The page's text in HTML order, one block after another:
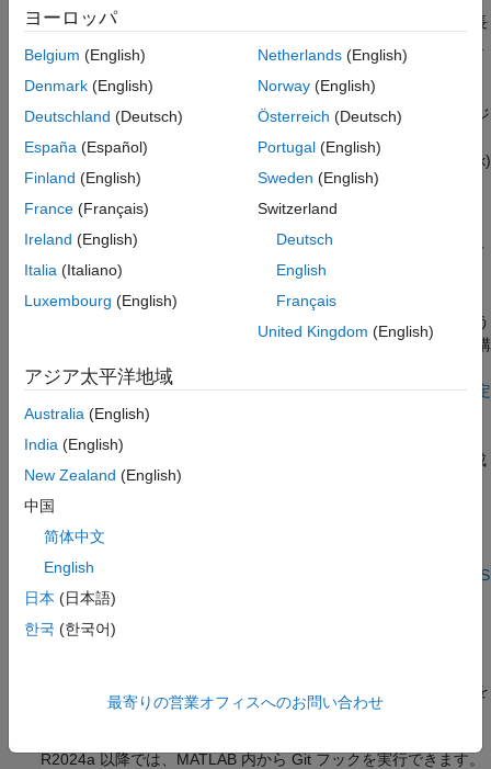
参考
(Windows
システムで推奨) Windows システムで Git 用に長
のサポートの有効化
を参照してください。
(すべてのシステムで推奨) モデル ファイルを自動的にマージ
ルおよび CI パイプラインでのモデルの自動マージ
(Simulink)
を参照してください。
る。詳細については、
を参照して
ください。
(オプション) ログイン プロンプトが頻繁に表示されないよう
にするために、Git SSH 認証を使用するように MATLAB を構
成するか、Git 資格情報ヘルパーをインストールする。詳細
については、Git SSH 認証を使用するための MATLAB の設定
を参照してください。
(オプション) Git 資格情報を管理するように MATLAB を構成
する。詳細については、
を使用するように Git を構成する。詳細については、
Git LFS
を使用するための Git の設定
を
参照してください。
R2024a 以降では、MATLAB 内から Git フックを実行できます。
ヨーロッパ
Belgium (English)
Denmark (English)
Deutschland (Deutsch)
España (Español)
Finland (English)
France (Français)
Ireland (English)
Italia (Italiano)
Luxembourg (English)
Netherlands(English)
Norway(English)
Österreich (Deutsch)
Portugal(English)
Sweden (English)
Switzerland
Deutsch
English
Français
United Kingdom (English)
アジア太平洋地域
Australia (English)
India (English)
New Zealand (English)
中国
简体中文
English
日本 (日本語)
한국 (한국어)
最寄りの営業オフィスへのお問い合わせ